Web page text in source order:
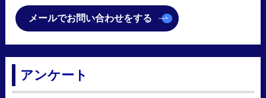
メールでお問い合わせをする
アンケート